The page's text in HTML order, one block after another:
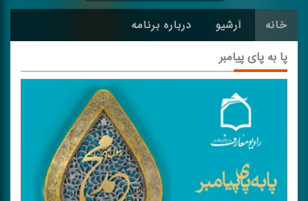
خانه آرشیو درباره برنامه
پا به پای پیامبر